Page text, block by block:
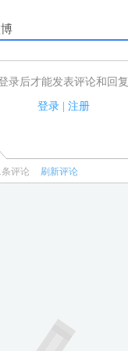
录后才能发表评论和回复
登录| 注册
发表评论了！
条评论 刷新评论